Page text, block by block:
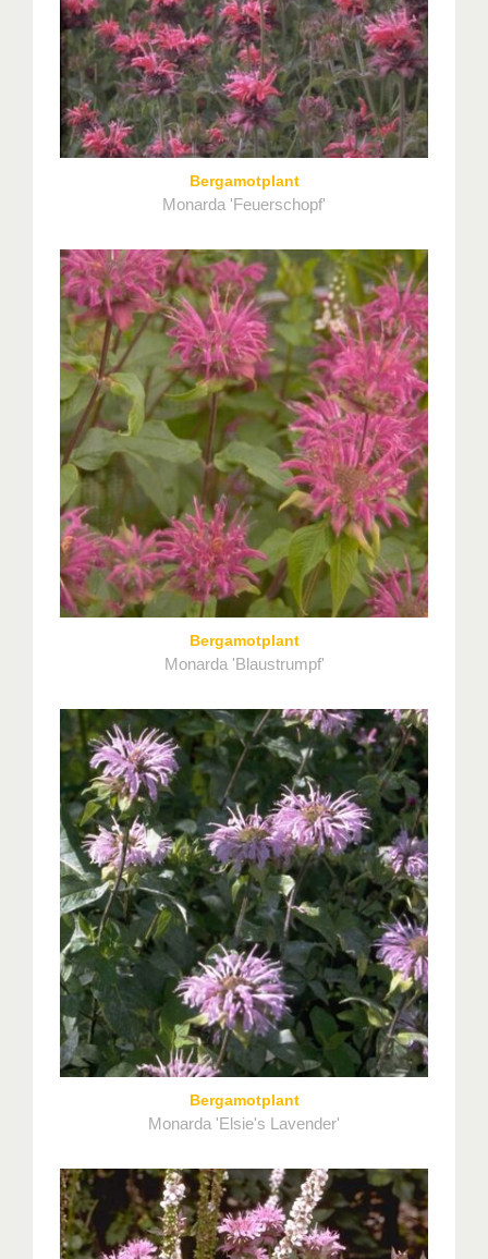
Bergamotplant
Monarda 'Feuerschopf'
Bergamotplant
Monarda 'Blaustrumpf'
Bergamotplant
Monarda 'Elsie's Lavender'